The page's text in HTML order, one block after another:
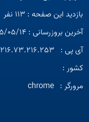
بازدید این صفحه : 113 نفر
آخرین بروزرسانی : 1405/05/14 14:09
آی پی : 216.73.216.253
کشور :
مرورگر : chrome